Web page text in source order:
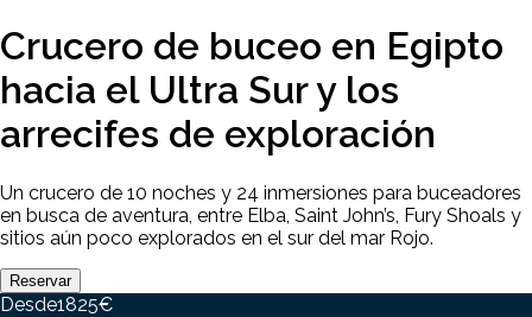
Crucero de buceo en Egipto
hacia el Ultra Sur y los
arrecifes de exploración
Un crucero de 10 noches y 24 inmersiones para buceadores
en busca de aventura, entre Elba, Saint John’s, Fury Shoals y
sitios aún poco explorados en el sur del mar Rojo.
Reservar
Desde1825€